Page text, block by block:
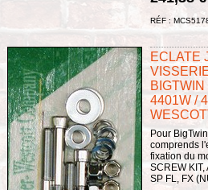
RÉF :
ECLATE
4401W /
Pour
comprends
fixation du
SCREW
SP FL, FX